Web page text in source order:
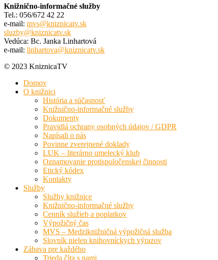
Knižnično-informačné služby
Tel.: 056/672 42 22
e-mail: mvs@kniznicatv.sk
sluzby@kniznicatv.sk
Vedúca: Bc. Janka Linhartová
e-mail: linhartova@kniznicatv.sk
© 2023 KniznicaTV
Domov
O knižnici
História a súčasnosť
Knižnično-informačné služby
Dokumenty
Pravidlá ochrany osobných údajov / GDPR
Napísali o nás
Povinne zverejnené doklady
LUK – literárno umelecký klub
Oznamovanie protispoločenskej činnosti
Etický kódex
Kontakty
Služby
Služby knižnice
Knižnično-informačné služby
Cenník služieb a poplatkov
Výpožičný čas
MVS – Medziknižničná výpožičná služba
Slovník nielen knihovníckych výrazov
Zábava pre každého
Trieda číta s nami